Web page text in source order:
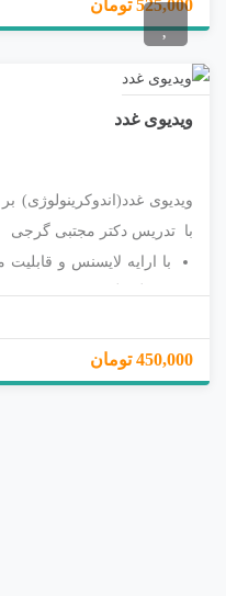
player/help
525,000 تومان
ویدیوی غدد
با تدریس دکتر مجتبی گرجی
با ارایه لایسنس و
های گوناگون وب؛ ویندوز؛
راهنمای
player/help
450,000 تومان